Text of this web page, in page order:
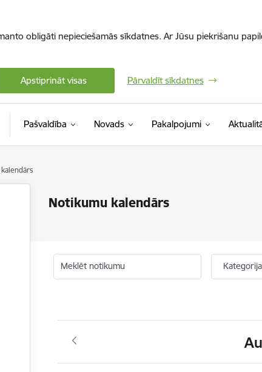
obligāti nepieciešamās sīkdatnes. Ar Jūsu piekrišanu
Apstiprināt visas Pārvaldīt sīkdatnes
Pašvaldība Novads Pakalpojumi
Notikumu kalendārs
Meklēt notikumu Kategorija